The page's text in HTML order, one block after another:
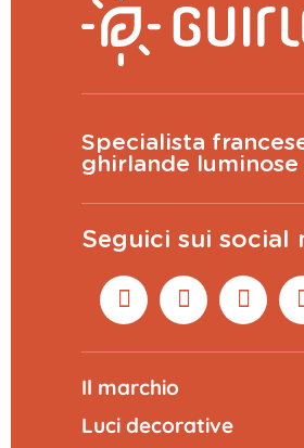
Specialista
ghirlande luminose
Seguici sui social
Il marchio
Luci decorative